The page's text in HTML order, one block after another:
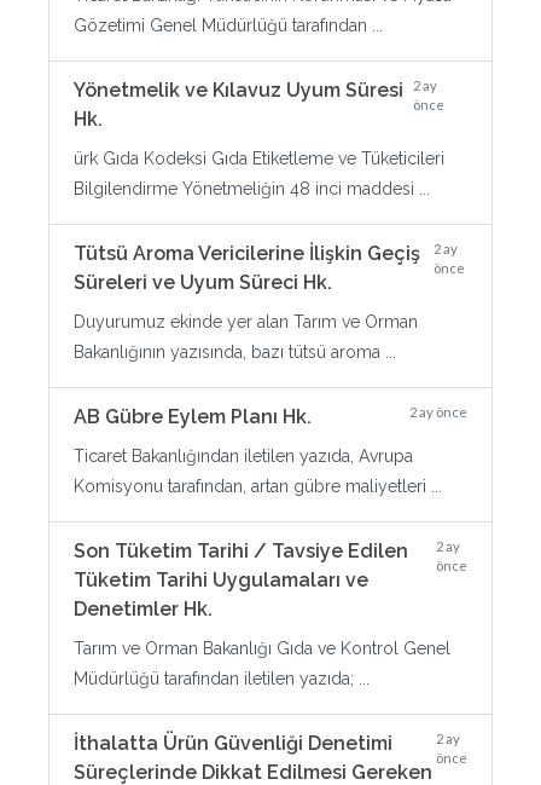
Gözetimi Genel Müdürlüğü tarafından ...
Yönetmelik ve Kılavuz Uyum Süresi
Hk.
2 ay
önce
ürk Gıda Kodeksi Gıda Etiketleme ve Tüketicileri
Bilgilendirme Yönetmeliğin 48 inci maddesi ...
Tütsü Aroma Vericilerine İlişkin Geçiş
Süreleri ve Uyum Süreci Hk.
2 ay
önce
Duyurumuz ekinde yer alan Tarım ve Orman
Bakanlığının yazısında, bazı tütsü aroma ...
AB Gübre Eylem Planı Hk. 2 ay önce
Ticaret Bakanlığından iletilen yazıda, Avrupa
Komisyonu tarafından, artan gübre maliyetleri ...
Son Tüketim Tarihi / Tavsiye Edilen
Tüketim Tarihi Uygulamaları ve
Denetimler Hk.
2 ay
önce
Tarım ve Orman Bakanlığı Gıda ve Kontrol Genel
Müdürlüğü tarafından iletilen yazıda; ...
İthalatta Ürün Güvenliği Denetimi
Süreçlerinde Dikkat Edilmesi Gereken
2 ay
önce